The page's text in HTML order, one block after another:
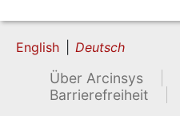
English Deutsch
Über Arcinsys
Barrierefreiheit